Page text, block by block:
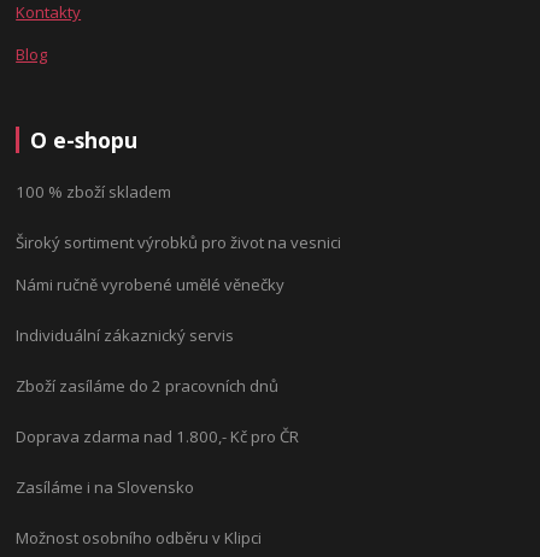
Kontakty
Blog
O e-shopu
100 % zboží skladem
Široký sortiment výrobků pro život na vesnici
Námi ručně vyrobené umělé věnečky
Individuální zákaznický servis
Zboží zasíláme do 2 pracovních dnů
Doprava zdarma nad 1.800,- Kč pro ČR
Zasíláme i na Slovensko
Možnost osobního odběru v Klipci